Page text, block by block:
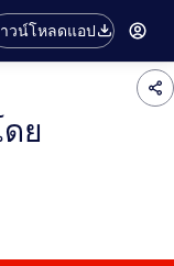
วน์โหลดแอป
ย